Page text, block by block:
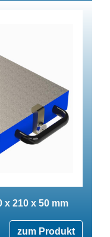
x 210 x 50 mm
zum Produkt